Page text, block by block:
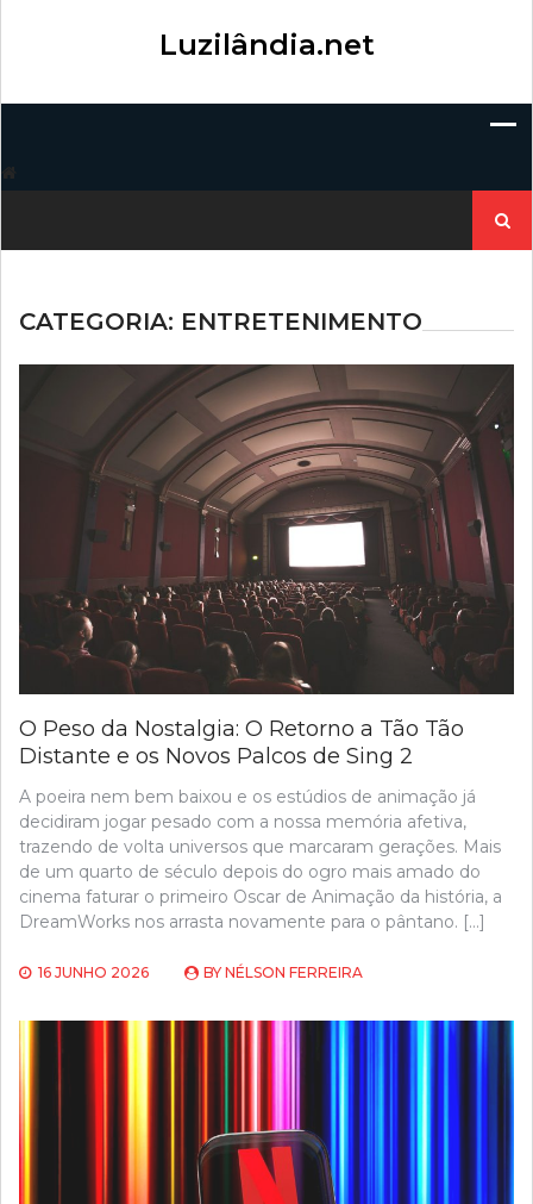
Luzilândia.net
por:
CATEGORIA: ENTRETENIMENTO
O Peso da Nostalgia: O Retorno a Tão Tão
Distante e os Novos Palcos de Sing 2
A poeira nem bem baixou e os estúdios de animação já
decidiram jogar pesado com a nossa memória afetiva,
trazendo de volta universos que marcaram gerações. Mais
de um quarto de século depois do ogro mais amado do
cinema faturar o primeiro Oscar de Animação da história, a
DreamWorks nos arrasta novamente para o pântano. […]
16 JUNHO 2026 BY NÉLSON FERREIRA